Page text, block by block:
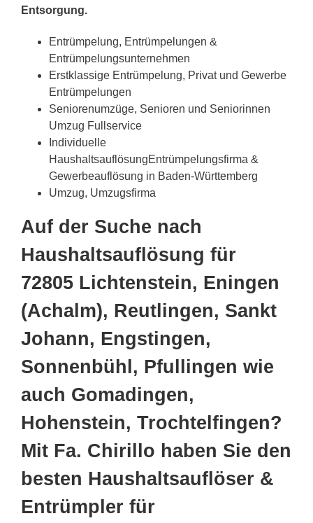
Entsorgung.
Entrümpelung, Entrümpelungen &
Entrümpelungsunternehmen
Erstklassige Entrümpelung, Privat und Gewerbe
Entrümpelungen
Seniorenumzüge, Senioren und Seniorinnen
Umzug Fullservice
Individuelle
HaushaltsauflösungEntrümpelungsfirma &
Gewerbeauflösung in Baden-Württemberg
Umzug, Umzugsfirma
Auf der Suche nach
Haushaltsauflösung für
72805 Lichtenstein, Eningen
(Achalm), Reutlingen, Sankt
Johann, Engstingen,
Sonnenbühl, Pfullingen wie
auch Gomadingen,
Hohenstein, Trochtelfingen?
Mit Fa. Chirillo haben Sie den
besten Haushaltsauflöser &
Entrümpler für